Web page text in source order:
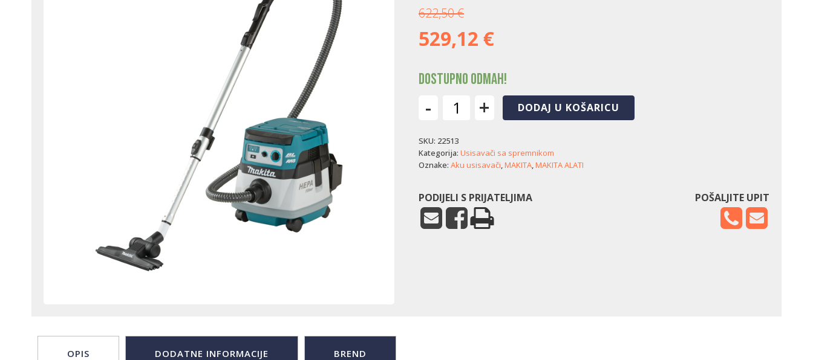
622,50€
529,12 €
Dostupno odmah!
-
Makita
DVC867LZ
količina
+ DODAJ U KOŠARICU
SKU: 22513
Kategorija: Usisavači sa spremnikom
Oznake: Aku usisavači,MAKITA,MAKITA ALATI
PODIJELI S PRIJATELJIMA POŠALJITE UPIT
OPIS DODATNE INFORMACIJE BREND